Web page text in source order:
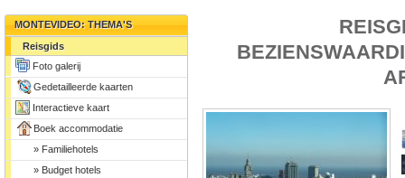
MONTEVIDEO: THEMA'S
Reisgids
Foto galerij
Gedetailleerde kaarten
Interactieve kaart
Boek accommodatie
» Familiehotels
» Budget hotels